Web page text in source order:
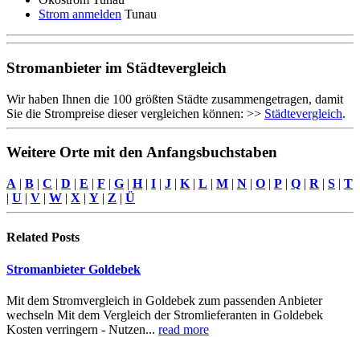
Strom anmelden Tunau
Stromanbieter im Städtevergleich
Wir haben Ihnen die 100 größten Städte zusammengetragen, damit
Sie die Strompreise dieser vergleichen können: >> Städtevergleich.
Weitere Orte mit den Anfangsbuchstaben
A | B | C | D | E | F | G | H| I | J | K | L | M | N | O | P | Q | R | S | T
| U | V | W | X | Y | Z | Ü
Related Posts
Stromanbieter Goldebek
Mit dem Stromvergleich in Goldebek zum passenden Anbieter
wechseln Mit dem Vergleich der Stromlieferanten in Goldebek
Kosten verringern - Nutzen... read more